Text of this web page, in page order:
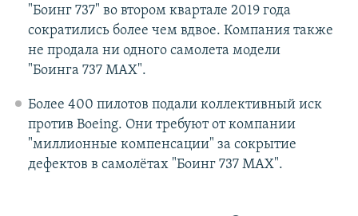
"Боинг 737" во втором квартале 2019 года
сократились более чем вдвое. Компания также
не продала ни одного самолета модели
"Боинга 737 MAX".
Более 400 пилотов подали коллективный иск
против Boeing. Они требуют от компании
"миллионные компенсации" за сокрытие
дефектов в самолётах "Боинг 737 MAX".